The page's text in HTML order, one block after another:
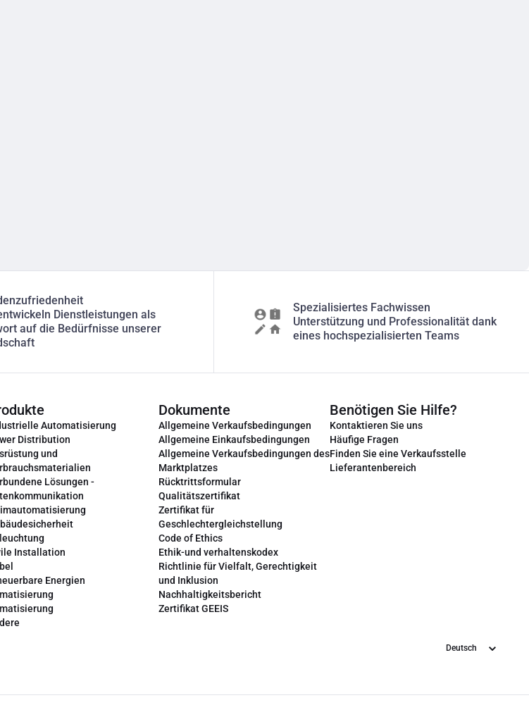
Dienstleistungen als
auf die Bedürfnisse unserer
Spezialisiertes Fachwissen
Unterstützung und Professionalität dank
eines hochspezialisierten Teams
Automatisierung
Distribution
und
Lösungen -
Installation
Energien
Dokumente
Allgemeine Verkaufsbedingungen
Allgemeine Einkaufsbedingungen
Allgemeine Verkaufsbedingungen des
Marktplatzes
Rücktrittsformular
Qualitätszertifikat
Zertifikat für
Geschlechtergleichstellung
Code of Ethics
Ethik-und verhaltenskodex
Richtlinie für Vielfalt, Gerechtigkeit
und Inklusion
Nachhaltigkeitsbericht
Zertifikat GEEIS
Benötigen Sie Hilfe?
Kontaktieren Sie uns
Häufige Fragen
Finden Sie eine Verkaufsstelle
Lieferantenbereich
Sprache